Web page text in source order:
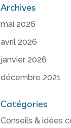
Archives
mai 2026
avril 2026
janvier 2026
décembre 2021
Catégories
Conseils & idées